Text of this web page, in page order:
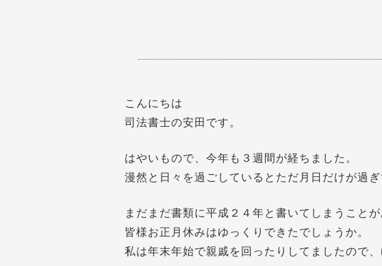
こんにちは
司法書士の安田です。
はやいもので、今年も３週間が経ちました。
漫然と日々を過ごしているとただ月日だけが過
まだまだ書類に平成２４年と書いてしまうこと
皆様お正月休みはゆっくりできたでしょうか。
私は年末年始で親戚を回ったりしてましたので